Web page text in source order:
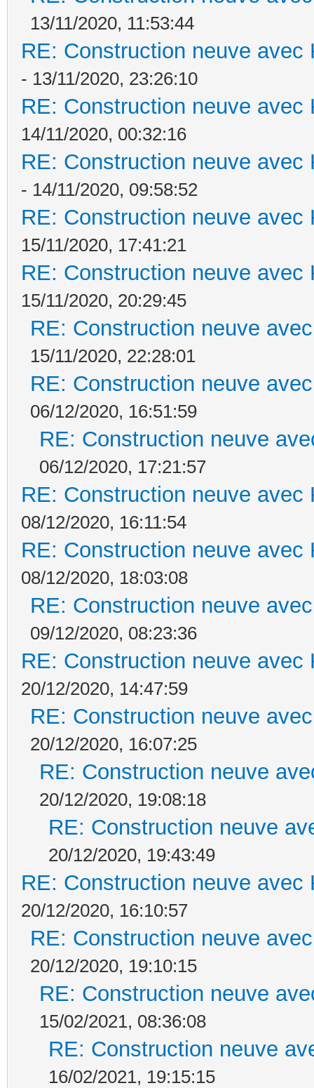
13/11/2020, 11:53:44
RE: Construction neuve avec
- 13/11/2020, 23:26:10
RE: Construction neuve avec
14/11/2020, 00:32:16
RE: Construction neuve avec
- 14/11/2020, 09:58:52
RE: Construction neuve avec
15/11/2020, 17:41:21
RE: Construction neuve avec
15/11/2020, 20:29:45
RE: Construction neuve
15/11/2020, 22:28:01
RE: Construction neuve
06/12/2020, 16:51:59
RE: Construction neuve
06/12/2020, 17:21:57
RE: Construction neuve avec
08/12/2020, 16:11:54
RE: Construction neuve avec
08/12/2020, 18:03:08
RE: Construction neuve
09/12/2020, 08:23:36
RE: Construction neuve avec
20/12/2020, 14:47:59
RE: Construction neuve
20/12/2020, 16:07:25
RE: Construction neuve
20/12/2020, 19:08:18
RE: Construction neuve
20/12/2020, 19:43:49
RE: Construction neuve avec
20/12/2020, 16:10:57
RE: Construction neuve
20/12/2020, 19:10:15
RE: Construction neuve
15/02/2021, 08:36:08
RE: Construction neuve
16/02/2021, 19:15:15